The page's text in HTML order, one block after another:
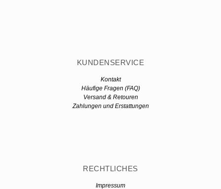
KUNDENSERVICE
Kontakt
Häufige Fragen (FAQ)
Versand & Retouren
Zahlungen und Erstattungen
RECHTLICHES
Impressum